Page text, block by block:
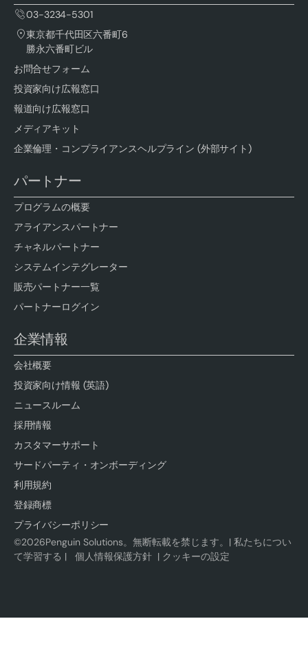
03-3234-5301
東京都千代田区六番町6
勝永六番町ビル
お問合せフォーム
投資家向け広報窓口
報道向け広報窓口
メディアキット
企業倫理・コンプライアンスヘルプライン (外部サイト)
パートナー
プログラムの概要
アライアンスパートナー
チャネルパートナー
システムインテグレーター
販売パートナー一覧
パートナーログイン
企業情報
会社概要
投資家向け情報 (英語)
ニュースルーム
採用情報
カスタマーサポート
サードパーティ・オンボーディング
利用規約
登録商標
プライバシーポリシー
©2026Penguin Solutions。無断転載を禁じます。|私たちについ
て学習する | 個人情報保護方針 | クッキーの設定